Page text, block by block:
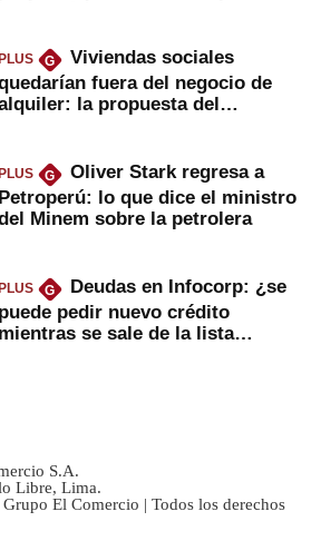
PLUS G
Viviendas sociales
fuera del negocio de
la propuesta del
PLUS G
Oliver Stark regresa a
Petroperú: lo que dice el ministro
Minem sobre la petrolera
PLUS G
Deudas en Infocorp: ¿se
puede pedir nuevo crédito
mientras se sale de la lista
S.A.
Libre, Lima.
El Comercio | Todos los derechos